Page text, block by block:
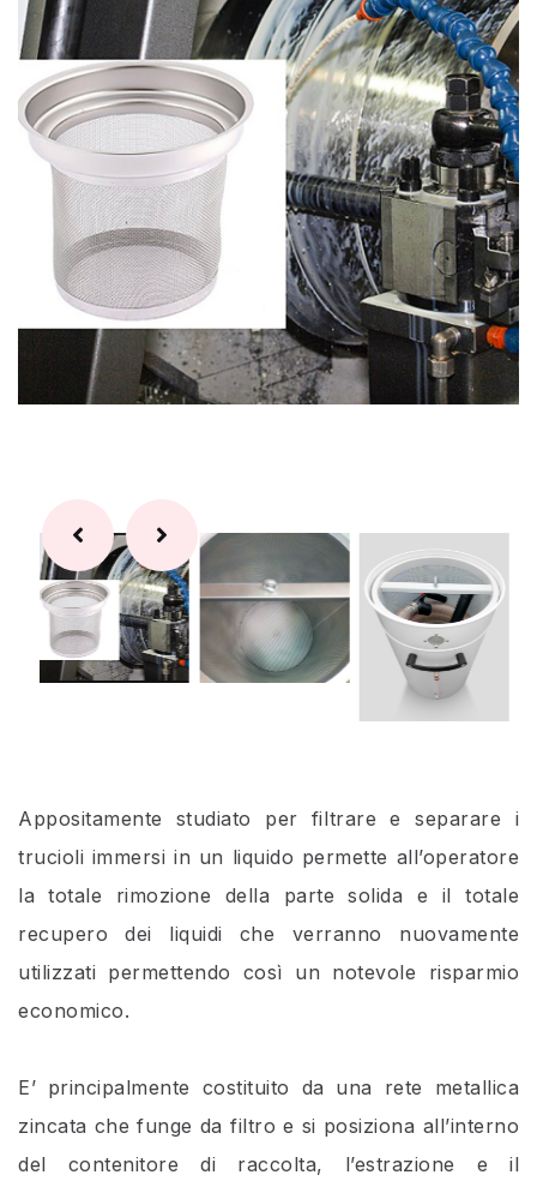
Appositamente studiato per filtrare e separare i
trucioli immersi in un liquido permette all’operatore
la totale rimozione della parte solida e il totale
recupero dei liquidi che verranno nuovamente
utilizzati permettendo così un notevole risparmio
economico.
E’ principalmente costituito da una rete metallica
zincata che funge da filtro e si posiziona all’interno
del contenitore di raccolta, l’estrazione e il